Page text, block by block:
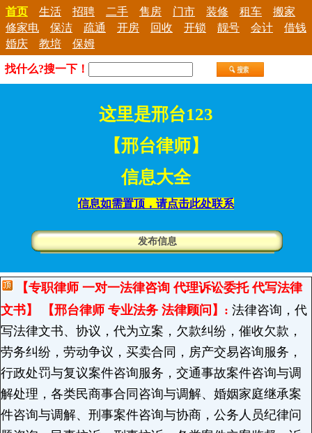
首页 生活 招聘 二手 售房 门市 装修 租车
搬家
修家电
保洁 疏通 开房 回收 开锁 靓号 会计
借钱
婚庆
教培 保姆
找什么?搜一下！
这里是邢台123
【邢台律师】
信息大全
信息如需置顶，请点击此处联系
发布信息
【专职律师 一对一法律咨询 代理诉讼委托 代写法律
文书】 【邢台律师 专业法务 法律顾问】: 法律咨询，代
写法律文书、协议，代为立案，欠款纠纷，催收欠款，
劳务纠纷，劳动争议，买卖合同，房产交易咨询服务，
行政处罚与复议案件咨询服务，交通事故案件咨询与调
解处理，各类民商事合同咨询与调解、婚姻家庭继承案
件咨询与调解、刑事案件咨询与协商，公务人员纪律问